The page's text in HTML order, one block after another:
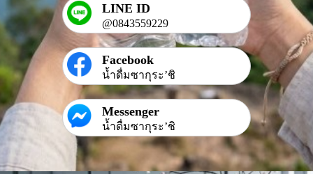
LINE ID
@0843559229
Facebook
น้ำดื่มซากุระ’ชิ
Messenger
น้ำดื่มซากุระ’ชิ